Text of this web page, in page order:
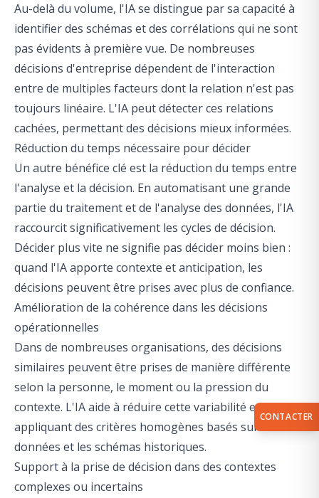
Au-delà du volume, l'IA se distingue par sa capacité à
identifier des schémas et des corrélations qui ne sont
pas évidents à première vue. De nombreuses
décisions d'entreprise dépendent de l'interaction
entre de multiples facteurs dont la relation n'est pas
toujours linéaire. L'IA peut détecter ces relations
cachées, permettant des décisions mieux informées.
Réduction du temps nécessaire pour décider
Un autre bénéfice clé est la réduction du temps entre
l'analyse et la décision. En automatisant une grande
partie du traitement et de l'analyse des données, l'IA
raccourcit significativement les cycles de décision.
Décider plus vite ne signifie pas décider moins bien :
quand l'IA apporte contexte et anticipation, les
décisions peuvent être prises avec plus de confiance.
Amélioration de la cohérence dans les décisions
opérationnelles
Dans de nombreuses organisations, des décisions
similaires peuvent être prises de manière différente
selon la personne, le moment ou la pression du
contexte. L'IA aide à réduire cette variabilité en
appliquant des critères homogènes basés sur les
données et les schémas historiques.
Support à la prise de décision dans des contextes
complexes ou incertains
CONTACTER